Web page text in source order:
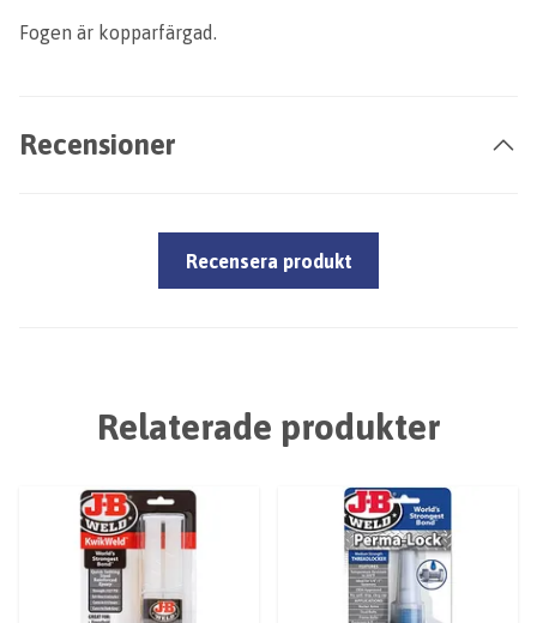
Fogen är kopparfärgad.
Recensioner
Recensera produkt
Relaterade produkter